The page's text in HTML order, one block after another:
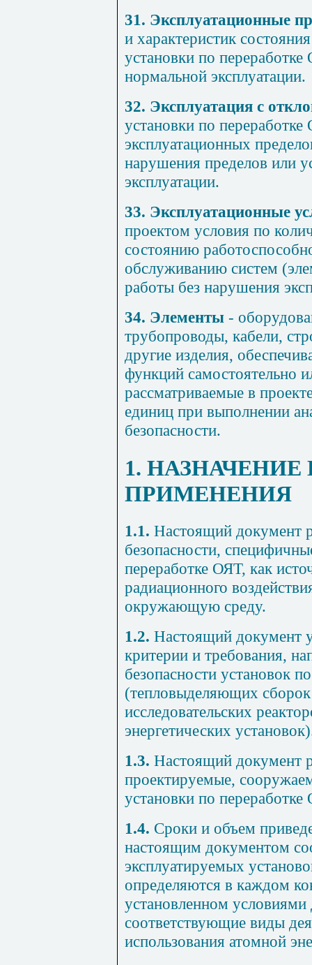
31. Эксплуатационные
и характеристик
установки по
нормальной эксплуатации.
32. Эксплуатация с
установки по
эксплуатационных
нарушения пределов или
эксплуатации.
33. Эксплуатационные
проектом условия по
состоянию
обслуживанию систем
работы без нарушения
34. Элементы -
трубопроводы, кабели,
другие изделия,
функций самостоятельно
рассматриваемые в
единиц при выполнении
безопасности.
1. НАЗНАЧЕНИЕ
ПРИМЕНЕНИЯ
1.1. Настоящий документ
безопасности,
переработке ОЯТ, как
радиационного
окружающую среду.
1.2. Настоящий документ
критерии и требования,
безопасности установок
(тепловыделяющих сборок
исследовательских
энергетических
1.3. Настоящий документ
проектируемые,
установки по
1.4. Сроки и объем
настоящим документом
эксплуатируемых
определяются в каждом
установленном условиями
соответствующие виды
использования атомной